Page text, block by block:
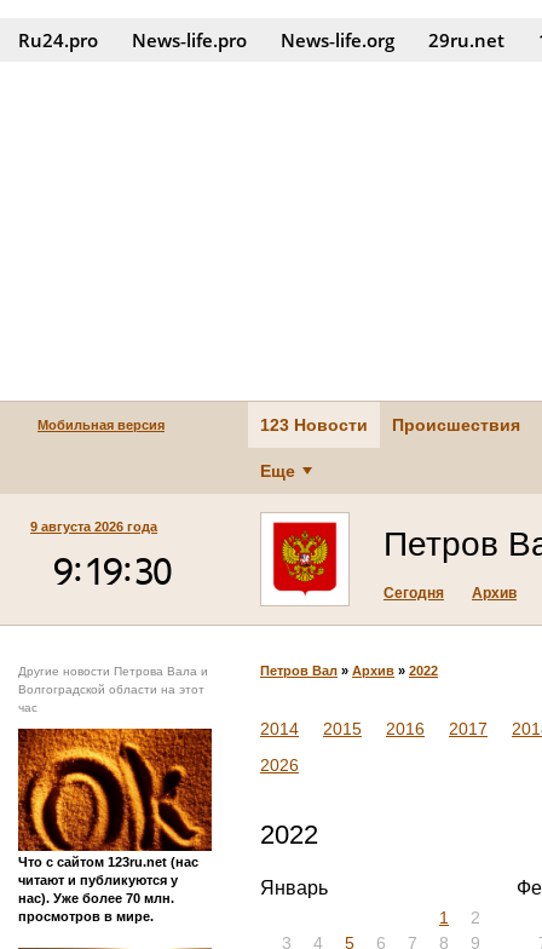
Ru24.pro News‑life.pro News‑life.org 29ru.net
Мобильная версия 123 Новости Происшествия
Еще
9 августа 2026 года Петров
Сегодня Архив
Другие новости Петрова Вала и
Волгоградской области на этот
час
Что с сайтом 123ru.net (нас
читают и публикуются у
нас). Уже более 70 млн.
просмотров в мире.
Петров Вал » Архив » 2022
2014 2015 2016 2017
2026
2022
Январь
1
2
3
4 5 6 7 8
9